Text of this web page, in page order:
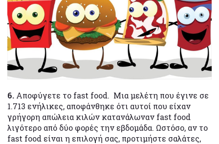
6. Αποφύγετε το fast food. Μια μελέτη που έγινε σε
1.713 ενήλικες, αποφάνθηκε ότι αυτοί που είχαν
γρήγορη απώλεια κιλών κατανάλωναν fast food
λιγότερο από δύο φορές την εβδομάδα. Ωστόσο, αν το
fast food είναι η επιλογή σας, προτιμήστε σαλάτες,